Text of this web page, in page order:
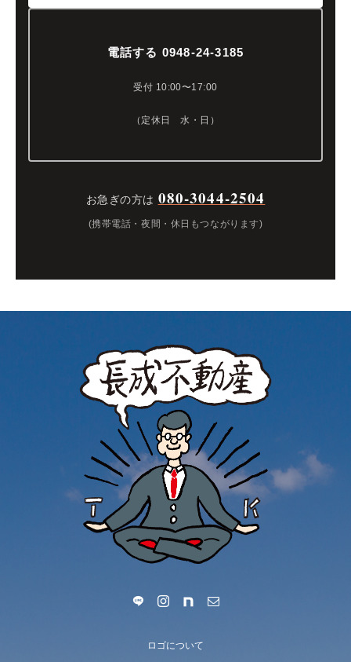
電話する 0948-24-3185
受付 10:00〜17:00
（定休日 水・日）
お急ぎの方は 080-3044-2504
(携帯電話・夜間・休日もつながります)
ロゴについて